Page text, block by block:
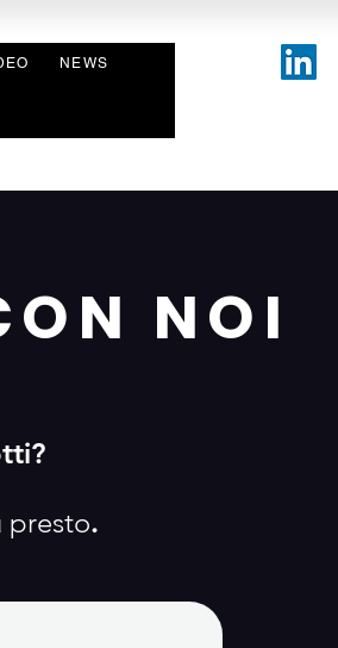
NEWS
NOI
presto.